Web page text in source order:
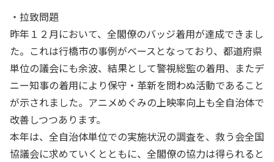
・拉致問題
昨年１２月において、全閣僚のバッジ着用が達成できまし
た。これは行橋市の事例がベースとなっており、都道府県
単位の議会にも余波、結果として警視総監の着用、またデ
ニー知事の着用により保守・革新を問わぬ活動であること
が示されました。アニメめぐみの上映率向上も全自治体で
改善しつつあります。
本年は、全自治体単位での実施状況の調査を、救う会全国
協議会に求めていくとともに、全閣僚の協力は得られると